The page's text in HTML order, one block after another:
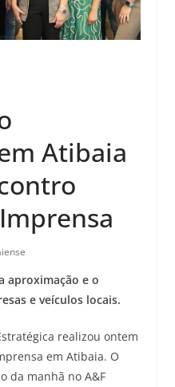
Atibaia
aproximação e o
e veículos locais.
realizou ontem
em Atibaia. O
da manhã no A&F